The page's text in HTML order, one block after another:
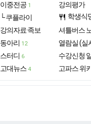
이중전공 1
└ 쿠플라이
강의자료·족보
동아리 12
스터디 6
고대뉴스 4
강의평가
restaurant 학생식
셔틀버스
열람실 (실
수강신청
고파스 위